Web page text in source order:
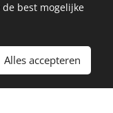
best mogelijke
Alles accepteren